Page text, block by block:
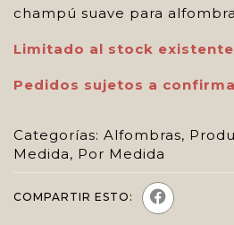
champú suave para
Limitado al stock
Pedidos sujetos a
Categorías: Alfombras,
Medida, Por Medida
COMPARTIR ESTO: